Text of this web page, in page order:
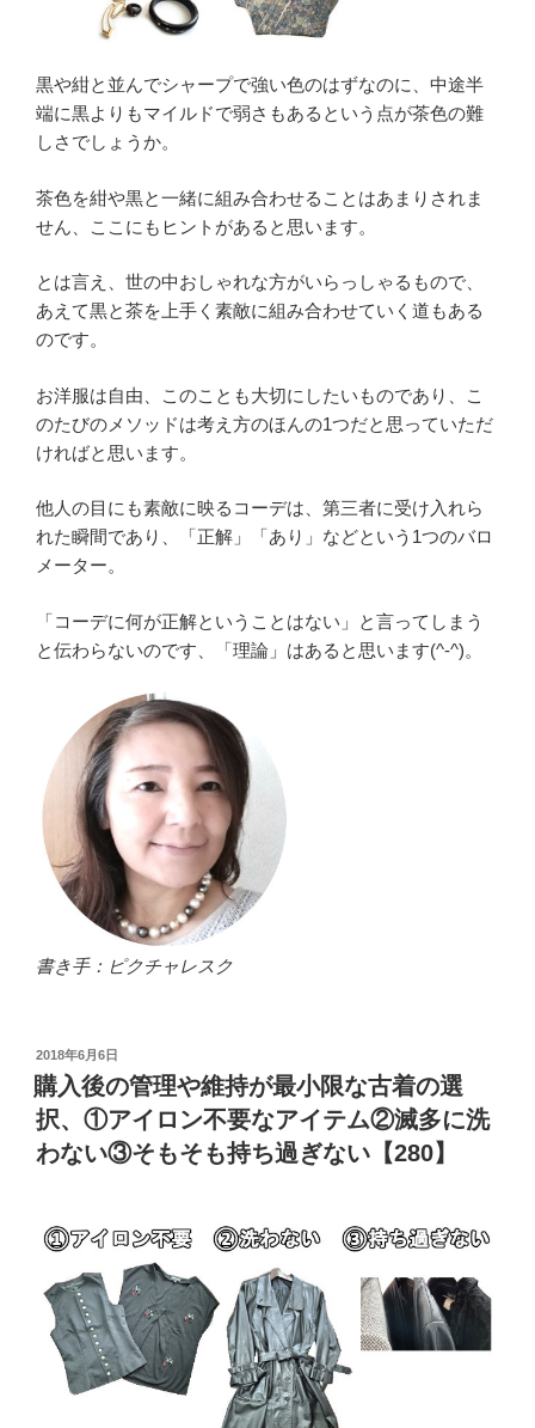
黒や紺と並んでシャープで強い色のはずなのに、中途半
端に黒よりもマイルドで弱さもあるという点が茶色の難
しさでしょうか。
茶色を紺や黒と一緒に組み合わせることはあまりされま
せん、ここにもヒントがあると思います。
とは言え、世の中おしゃれな方がいらっしゃるもので、
あえて黒と茶を上手く素敵に組み合わせていく道もある
のです。
お洋服は自由、このことも大切にしたいものであり、こ
のたびのメソッドは考え方のほんの1つだと思っていただ
ければと思います。
他人の目にも素敵に映るコーデは、第三者に受け入れら
れた瞬間であり、「正解」「あり」などという1つのバロ
メーター。
「コーデに何が正解ということはない」と言ってしまう
と伝わらないのです、「理論」はあると思います(^-^)。
書き手：ピクチャレスク
投
稿
日:
2018年6月6日
購入後の管理や維持が最小限な古着の選
択、①アイロン不要なアイテム②滅多に洗
わない③そもそも持ち過ぎない【280】